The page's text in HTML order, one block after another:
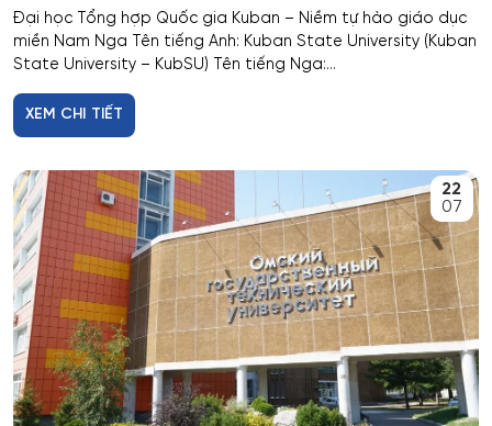
Công nghệ tài chính số và pháp luật
Công nghệ và thiết kế sản phẩm dệt may
Công nghệ xử lý vật liệu nghệ thuật
Công nghệ điện tử vi mô
Công tác xã hội
Công tác xã hội (hướng thanh niên)
Cơ học và mô hình toán học
Cơ học ứng dụng
Đại học Tổng hợp Quốc gia Kuban – Niềm tự hào giáo dục
miền Nam Nga Tên tiếng Anh: Kuban State University (Kuban
State University – KubSU) Tên tiếng Nga:...
XEM CHI TIẾT
22
07